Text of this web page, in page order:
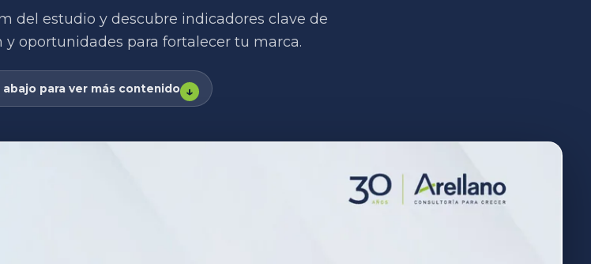
del estudio y descubre indicadores clave de
oportunidades para fortalecer tu marca.
abajo para ver más contenido ↓